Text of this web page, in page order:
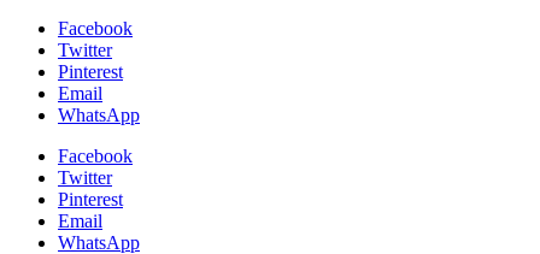
Facebook
Twitter
Pinterest
Email
WhatsApp
Facebook
Twitter
Pinterest
Email
WhatsApp